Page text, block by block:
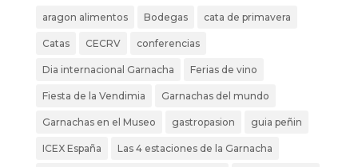
aragon alimentos Bodegas cata de primavera
Catas CECRV conferencias
Dia internacional Garnacha Ferias de vino
Fiesta de la Vendimia Garnachas del mundo
Garnachas en el Museo gastropasion guia peñin
ICEX España Las 4 estaciones de la Garnacha